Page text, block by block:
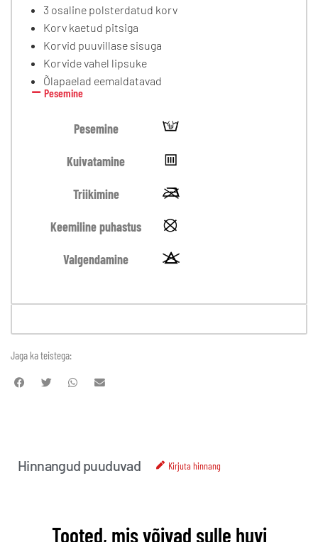
3 osaline polsterdatud korv
Korv kaetud pitsiga
Korvid puuvillase sisuga
Korvide vahel lipsuke
Õlapaelad eemaldatavad
Pesemine
Pesemine
Kuivatamine
Triikimine
Keemiline puhastus
Valgendamine
Jaga ka teistega:
Hinnangud puuduvad Kirjuta hinnang
Tooted, mis võivad sulle huvi